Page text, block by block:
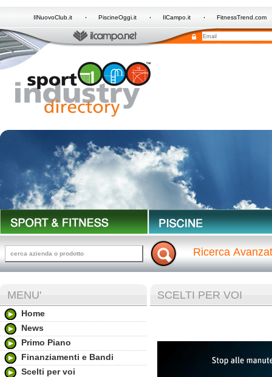
IlNuovoClub.it PiscineOggi.it IlCampo.it FitnessTrend.com
Ricerca
MENU'
Home
News
Primo Piano
Finanziamenti e Bandi
Scelti per voi
SCELTI PER VOI